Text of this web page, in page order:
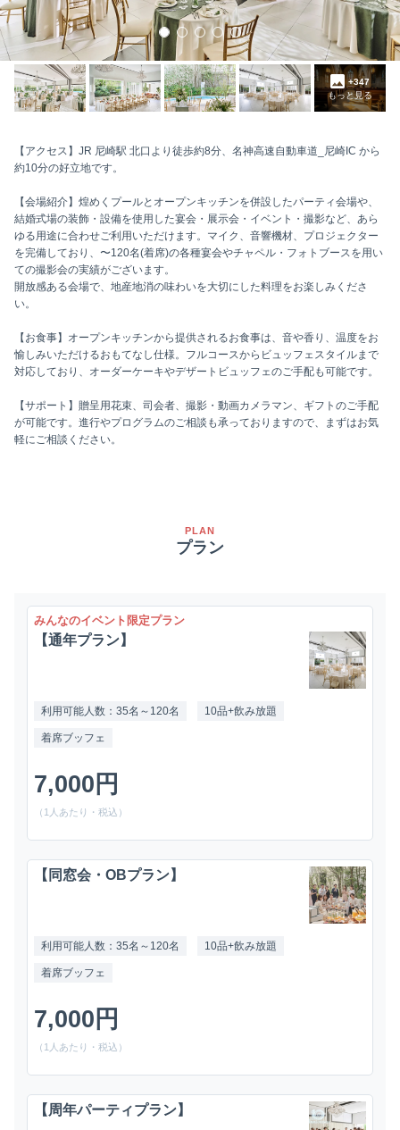
+347
もっと見る
【アクセス】JR 尼崎駅 北口より徒歩約8分、名神高速自動車道_尼崎IC から
約10分の好立地です。
【会場紹介】煌めくプールとオープンキッチンを併設したパーティ会場や、
結婚式場の装飾・設備を使用した宴会・展示会・イベント・撮影など、あら
ゆる用途に合わせご利用いただけます。マイク、音響機材、プロジェクター
を完備しており、〜120名(着席)の各種宴会やチャペル・フォトブースを用い
ての撮影会の実績がございます。
開放感ある会場で、地産地消の味わいを大切にした料理をお楽しみくださ
い。
【お食事】オープンキッチンから提供されるお食事は、音や香り、温度をお
愉しみいただけるおもてなし仕様。フルコースからビュッフェスタイルまで
対応しており、オーダーケーキやデザートビュッフェのご手配も可能です。
【サポート】贈呈用花束、司会者、撮影・動画カメラマン、ギフトのご手配
が可能です。進行やプログラムのご相談も承っておりますので、まずはお気
軽にご相談ください。
PLAN
プラン
みんなのイベント限定プラン
【通年プラン】
利用可能人数：35名～120名 10品+飲み放題
着席ブッフェ
7,000円
（1人あたり・税込）
【同窓会・OBプラン】
利用可能人数：35名～120名 10品+飲み放題
着席ブッフェ
7,000円
（1人あたり・税込）
【周年パーティプラン】